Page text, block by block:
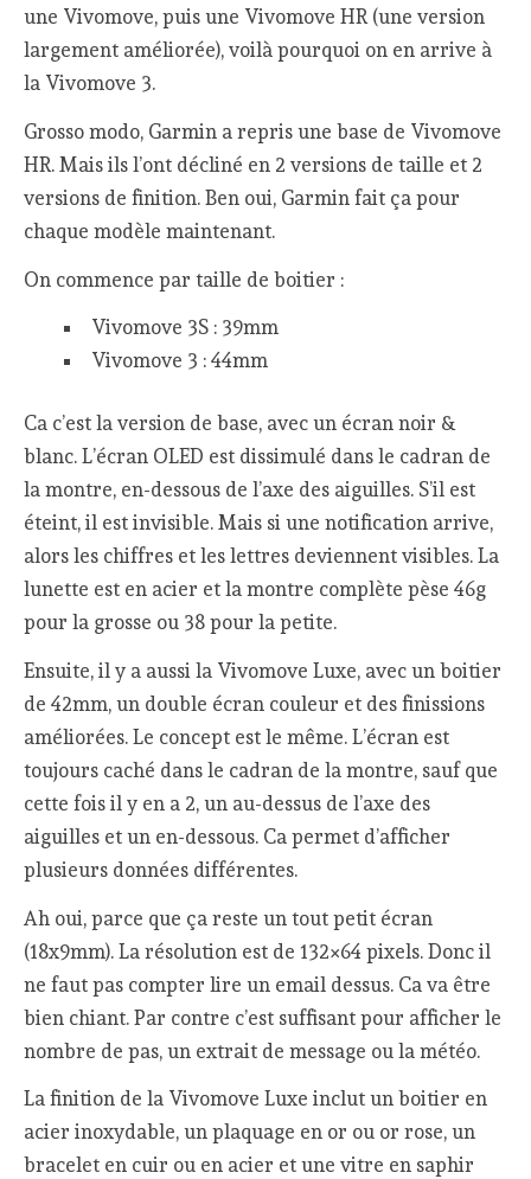
une Vivomove, puis une Vivomove HR (une version
largement améliorée), voilà pourquoi on en arrive à
la Vivomove 3.
Grosso modo, Garmin a repris une base de Vivomove
HR. Mais ils l’ont décliné en 2 versions de taille et 2
versions de finition. Ben oui, Garmin fait ça pour
chaque modèle maintenant.
On commence par taille de boitier :
Vivomove 3S : 39mm
Vivomove 3 : 44mm
Ca c’est la version de base, avec un écran noir &
blanc. L’écran OLED est dissimulé dans le cadran de
la montre, en-dessous de l’axe des aiguilles. S’il est
éteint, il est invisible. Mais si une notification arrive,
alors les chiffres et les lettres deviennent visibles. La
lunette est en acier et la montre complète pèse 46g
pour la grosse ou 38 pour la petite.
Ensuite, il y a aussi la Vivomove Luxe, avec un boitier
de 42mm, un double écran couleur et des finissions
améliorées. Le concept est le même. L’écran est
toujours caché dans le cadran de la montre, sauf que
cette fois il y en a 2, un au-dessus de l’axe des
aiguilles et un en-dessous. Ca permet d’afficher
plusieurs données différentes.
Ah oui, parce que ça reste un tout petit écran
(18x9mm). La résolution est de 132×64 pixels. Donc il
ne faut pas compter lire un email dessus. Ca va être
bien chiant. Par contre c’est suffisant pour afficher le
nombre de pas, un extrait de message ou la météo.
La finition de la Vivomove Luxe inclut un boitier en
acier inoxydable, un plaquage en or ou or rose, un
bracelet en cuir ou en acier et une vitre en saphir